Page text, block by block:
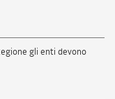
gli enti devono